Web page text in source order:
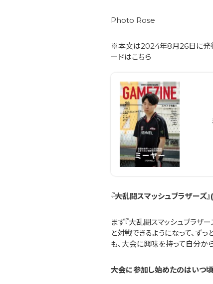
Photo Rose
※本文は2024年8月26日に発
ードはこちら
――『大乱闘スマッシュブラザーズ
まず『大乱闘スマッシュブラ
と対戦できるようになって、ず
も、大会に興味を持って自分か
――大会に参加し始めたのはいつ